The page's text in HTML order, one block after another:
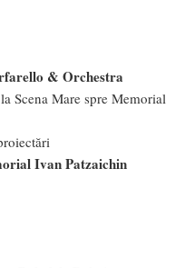
& Orchestra
Scena Mare spre Memorial
Ivan Patzaichin